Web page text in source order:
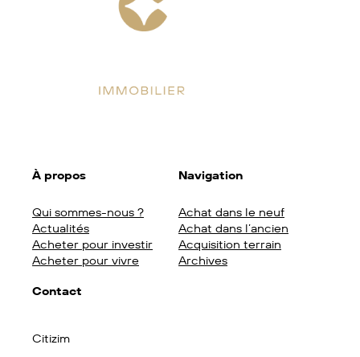
À propos
Qui sommes-nous ?
Actualités
Acheter pour investir
Acheter pour vivre
Navigation
Achat dans le neuf
Achat dans l’ancien
Acquisition terrain
Archives
Contact
Citizim